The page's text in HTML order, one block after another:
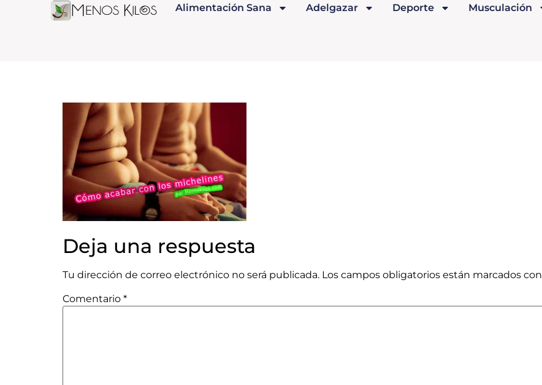
Alimentación Sana Adelgazar Deporte Musculación
Deja una respuesta
Tu dirección de correo electrónico no será publicada. Los campos obligatorios están marcados con
Comentario *